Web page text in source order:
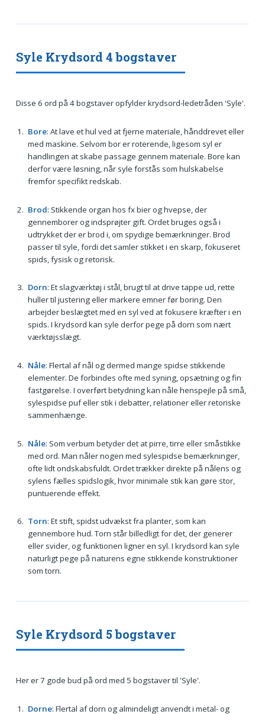
Syle Krydsord 4 bogstaver
Disse 6 ord på 4 bogstaver opfylder krydsord-ledetråden 'Syle'.
Bore: At lave et hul ved at fjerne materiale, hånddrevet eller
med maskine. Selvom bor er roterende, ligesom syl er
handlingen at skabe passage gennem materiale. Bore kan
derfor være løsning, når syle forstås som hulskabelse
fremfor specifikt redskab.
Brod: Stikkende organ hos fx bier og hvepse, der
gennemborer og indsprøjter gift. Ordet bruges også i
udtrykket der er brod i, om spydige bemærkninger. Brod
passer til syle, fordi det samler stikket i en skarp, fokuseret
spids, fysisk og retorisk.
Dorn: Et slagværktøj i stål, brugt til at drive tappe ud, rette
huller til justering eller markere emner før boring. Den
arbejder beslægtet med en syl ved at fokusere kræfter i en
spids. I krydsord kan syle derfor pege på dorn som nært
værktøjsslægt.
Nåle: Flertal af nål og dermed mange spidse stikkende
elementer. De forbindes ofte med syning, opsætning og fin
fastgørelse. I overført betydning kan nåle henspejle på små,
sylespidse puf eller stik i debatter, relationer eller retoriske
sammenhænge.
Nåle: Som verbum betyder det at pirre, tirre eller småstikke
med ord. Man nåler nogen med sylespidse bemærkninger,
ofte lidt ondskabsfuldt. Ordet trækker direkte på nålens og
sylens fælles spidslogik, hvor minimale stik kan gøre stor,
puntuerende effekt.
Torn: Et stift, spidst udvækst fra planter, som kan
gennembore hud. Torn står billedligt for det, der generer
eller svider, og funktionen ligner en syl. I krydsord kan syle
naturligt pege på naturens egne stikkende konstruktioner
som torn.
Syle Krydsord 5 bogstaver
Her er 7 gode bud på ord med 5 bogstaver til 'Syle'.
Dorne: Flertal af dorn og almindeligt anvendt i metal- og